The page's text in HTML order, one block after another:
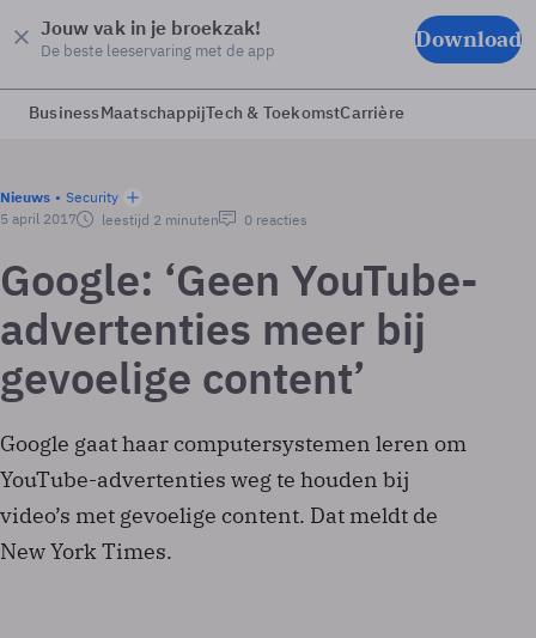
Jouw vak in je broekzak!
De beste leeservaring met de app Download
BusinessMaatschappijTech & ToekomstCarrière
Nieuws
Security
5 april 2017
leestijd 2 minuten 0 reacties
Google: ‘Geen YouTube-
advertenties meer bij
gevoelige content’
Google gaat haar computersystemen leren om
YouTube-advertenties weg te houden bij
video’s met gevoelige content. Dat meldt de
New York Times.